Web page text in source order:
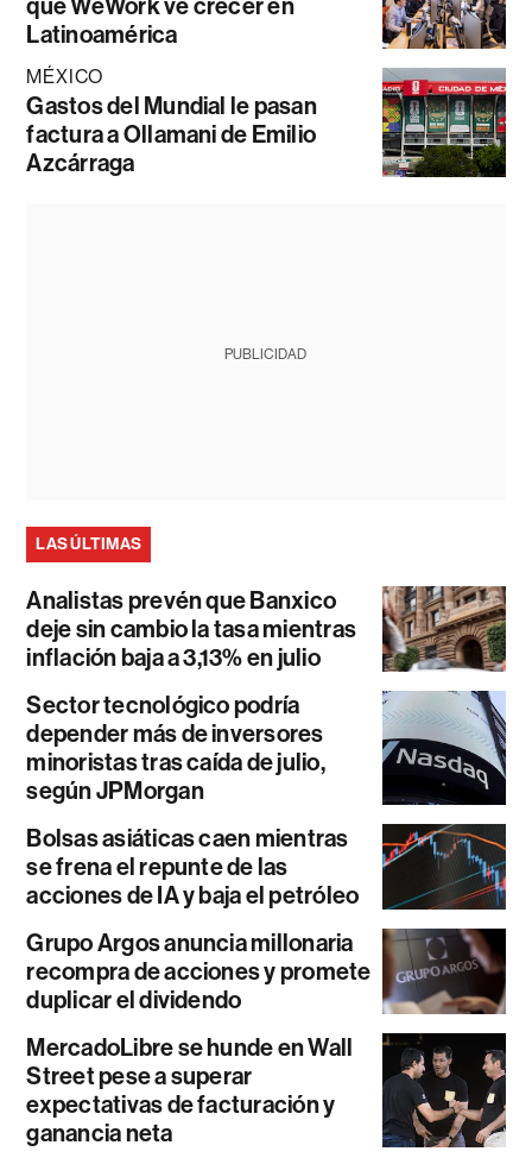
que WeWork ve crecer en
Latinoamérica
MÉXICO
Gastos del Mundial le pasan
factura a Ollamani de Emilio
Azcárraga
PUBLICIDAD
LAS ÚLTIMAS
Analistas prevén que Banxico
deje sin cambio la tasa mientras
inflación baja a 3,13% en julio
Sector tecnológico podría
depender más de inversores
minoristas tras caída de julio,
según JPMorgan
Bolsas asiáticas caen mientras
se frena el repunte de las
acciones de IA y baja el petróleo
Grupo Argos anuncia millonaria
recompra de acciones y promete
duplicar el dividendo
MercadoLibre se hunde en Wall
Street pese a superar
expectativas de facturación y
ganancia neta